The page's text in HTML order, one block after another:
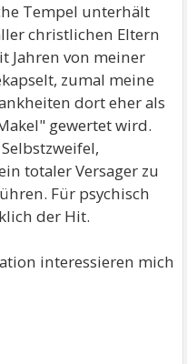
Tempel unterhält
christlichen Eltern
Jahren von meiner
zumal meine
dort eher als
gewertet wird.
totaler Versager zu
Für psychisch
der Hit.
interessieren mich